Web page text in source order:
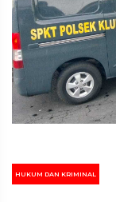
HUKUM DAN KRIMINAL